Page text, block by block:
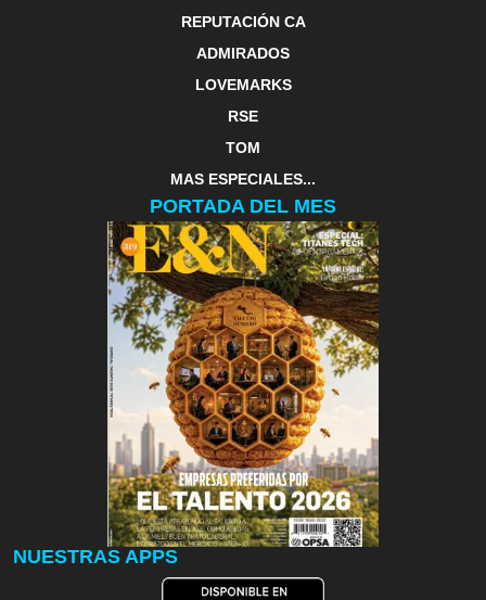
REPUTACIÓN CA
ADMIRADOS
LOVEMARKS
RSE
TOM
MAS ESPECIALES...
PORTADA DEL MES
NUESTRAS APPS